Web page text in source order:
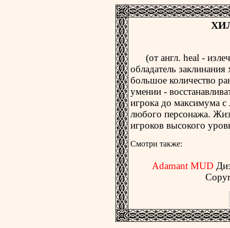
(от англ. heal -
обладатель
большое количество
умении -
игрока до максимума
любого персонажа.
игроков высокого
Смотри также:
Adamant MUD